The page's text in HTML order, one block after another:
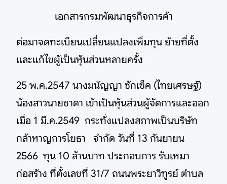
เอกสารกรมพัฒนาธุรกิจการค้า
ต่อมาจดทะเบียนเปลี่ยนแปลงเพิ่มทุน ย้ายที่ตั้ง
และแก้ไขผู้เป็นหุ้นส่วนหลายครั้ง
25 พ.ค.2547 นางมนัญญา ซักเซ็ค (ไทยเศรษฐ์)
น้องสาวนายชาดา เข้าเป็นหุ้นส่วนผู้จัดการและออก
เมื่อ 1 มี.ค.2549 กระทั่งแปลงสภาพเป็นบริษัท
กล้าหาญการโยธา จำกัด วันที่ 13 กันยายน
2566 ทุน 10 ล้านบาท ประกอบการ รับเหมา
ก่อสร้าง ที่ตั้งเลขที่ 31/7 ถนนพระยาวิฑูรย์ ตำบล